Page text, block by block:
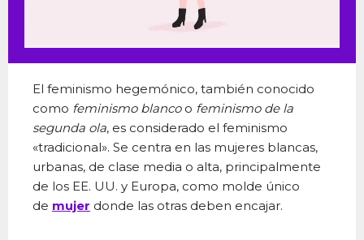
El feminismo hegemónico, también conocido
como feminismo blancoo feminismo de la
segunda ola, es considerado el feminismo
«tradicional». Se centra en las mujeres blancas,
urbanas, de clase media o alta, principalmente
de los EE. UU. y Europa, como molde único
de mujer donde las otras deben encajar.